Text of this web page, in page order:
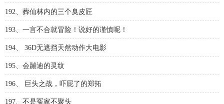
192、葬仙林内的三个臭皮匠
193、一言不合就冒险！说好的谨慎呢！
194、 36D无遮挡天然动作大电影
195、会蹦迪的灵纹
196、 巨头之战，吓屁了的郑拓
197、不是冤家不聚头